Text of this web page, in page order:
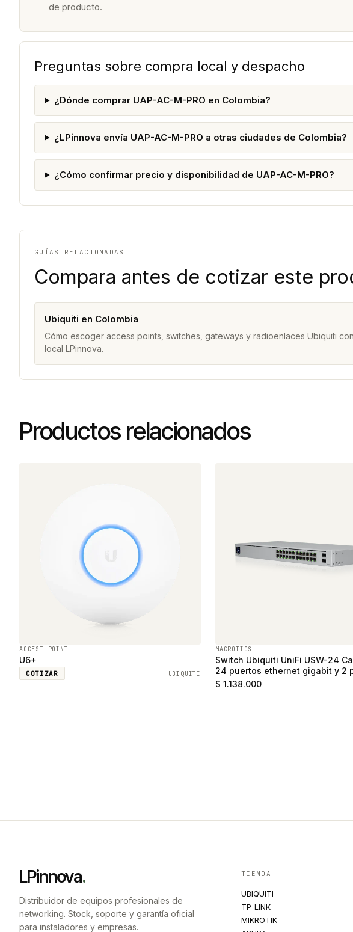
de producto.
Preguntas sobre compra local y despacho
¿Dónde comprar UAP-AC-M-PRO en Colombia?
¿LPinnova envía UAP-AC-M-PRO a otras ciudades de Colombia?
¿Cómo confirmar precio y disponibilidad de UAP-AC-M-PRO?
GUÍAS RELACIONADAS
Compara antes de cotizar este
Ubiquiti en Colombia
Cómo escoger access points, switches, gateways y radioenlaces Ubiquiti
local LPinnova.
Productos relacionados
ACCEST POINT
U6+
COTIZAR UBIQUITI
MACROTICS
Switch Ubiquiti UniFi USW-24
24 puertos ethernet gigabit y 2
SFP
$ 1.138.000
LPinnova.
Distribuidor de equipos profesionales de
networking. Stock, soporte y garantía oficial
para instaladores y empresas.
TIENDA
UBIQUITI
TP-LINK
MIKROTIK